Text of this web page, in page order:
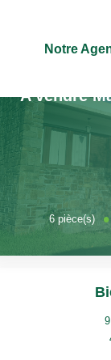
Notre
A vendre
6pièce(s)